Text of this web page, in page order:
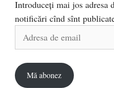
Introduceți mai jos adresa
notificări cînd sînt
Mă abonez